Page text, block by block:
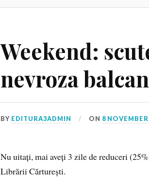
Weekend:
nevroza
BY EDITURA3ADMIN ON 8
Nu uitați, mai aveți 3 zile de reduceri
Librării Cărturești.